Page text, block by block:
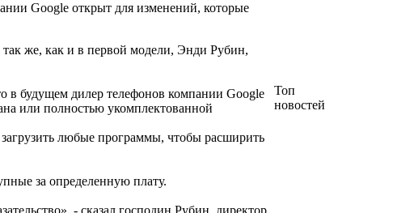
Google открыт для изменений, которые
так же, как и в первой модели, Энди Рубин,
в будущем дилер телефонов компании Google
или полностью укомплектованной
любые программы, чтобы расширить
за определенную плату.
- сказал господин Рубин, директор
Топ
новостей